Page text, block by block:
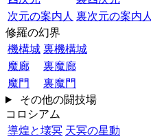
次元の案内人 裏次元の案内人
修羅の幻界
機構城 裏機構城
魔廊
裏魔廊
魔門
裏魔門
その他の闘技場
コロシアム
導煌と壊冥 天冥の星動